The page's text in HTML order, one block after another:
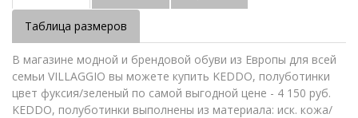
Таблица размеров
В магазине модной и брендовой обуви из Европы для всей
семьи VILLAGGIO вы можете купить KEDDO, полуботинки
цвет фуксия/зеленый по самой выгодной цене - 4 150 руб.
KEDDO, полуботинки выполнены из материала: иск. кожа/